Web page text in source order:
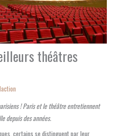
théâtres
! Paris et le théâtre entretiennent
depuis des années.
certains se distinguent par leur